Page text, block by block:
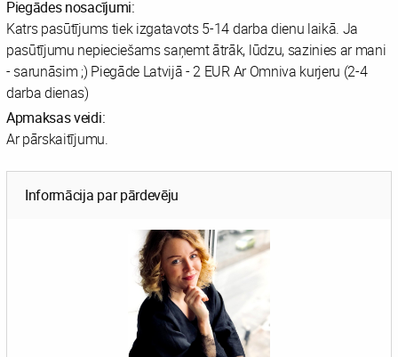
Piegādes nosacījumi:
Katrs pasūtījums tiek izgatavots 5-14 darba dienu laikā. Ja
pasūtījumu nepieciešams saņemt ātrāk, lūdzu, sazinies ar mani
- sarunāsim ;) Piegāde Latvijā - 2 EUR Ar Omniva kurjeru (2-4
darba dienas)
Apmaksas veidi:
Ar pārskaitījumu.
Informācija par pārdevēju